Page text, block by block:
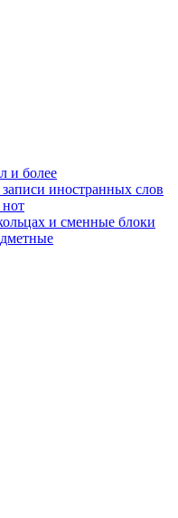
и более
записи иностранных слов
нот
и сменные блоки